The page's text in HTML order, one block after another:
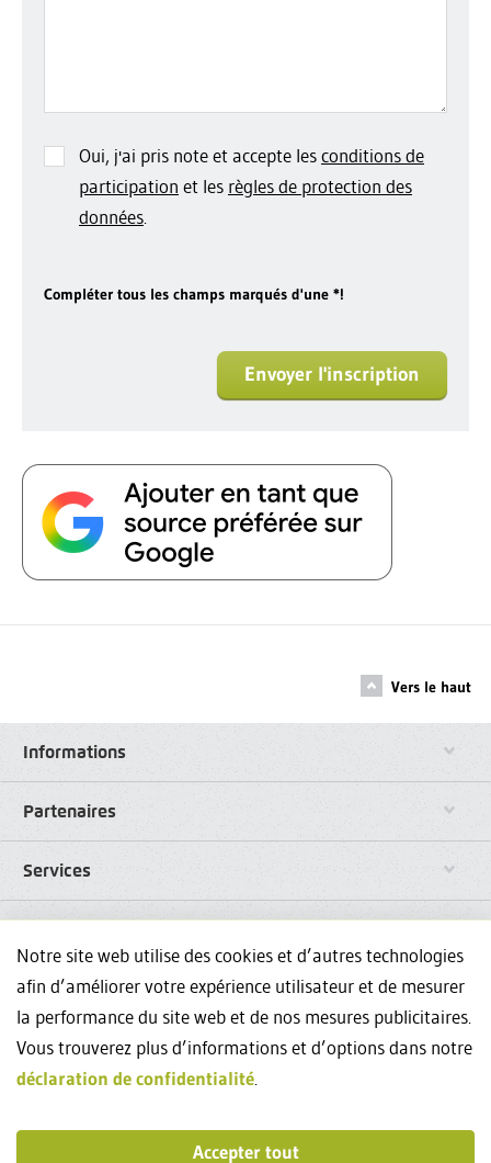
Oui, j'ai pris note et accepte lesconditions de
participation et les règles de protection des
données.
Compléter tous les champs marqués d'une *!
Envoyer l'inscription
Vers le haut
Informations
Partenaires
Services
Réseaux sociaux
Avez-vous des questions sur nos formations continues? Nous
sommes à votre disposition au +41444348835 et
Contact
Notre site web utilise des cookies et d’autres technologies
afin d’améliorer votre expérience utilisateur et de mesurer
la performance du site web et de nos mesures publicitaires.
Vous trouverez plus d’informations et d’options dans notre
déclaration de confidentialité
Accepter tout